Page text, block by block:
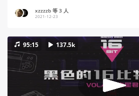
xzzzzb 等 3 人
2021-12-23
95:15 137.5k